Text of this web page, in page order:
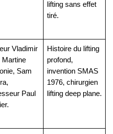
lifting sans effet
tiré.
Vladimir
Martine
Sam
Paul
Histoire du lifting
profond,
invention SMAS
1976, chirurgien
lifting deep plane.